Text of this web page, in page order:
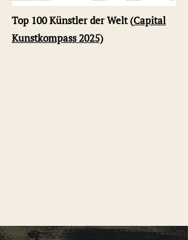
Top 100 Künstler der Welt (Capital
Kunstkompass 2025)